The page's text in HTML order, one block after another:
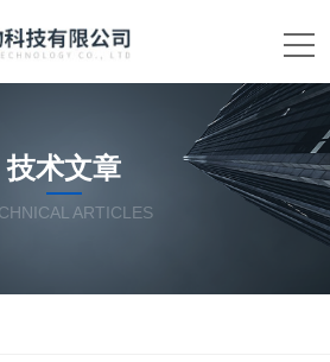
技术文章
ARTICLES